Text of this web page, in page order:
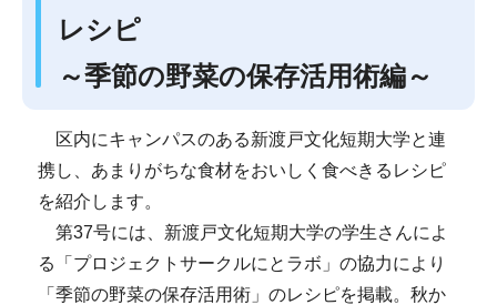
レシピ
～季節の野菜の保存活用術編～
区内にキャンパスのある新渡戸文化短期大学と連
携し、あまりがちな食材をおいしく食べきるレシピ
を紹介します。
第37号には、新渡戸文化短期大学の学生さんによ
る「プロジェクトサークルにとラボ」の協力により
「季節の野菜の保存活用術」のレシピを掲載。秋か